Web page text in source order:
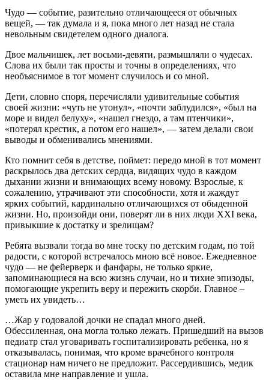
Чудо — событие, разительно отличающееся от обычных
вещей, — так думала и я, пока много лет назад не стала
невольным свидетелем одного диалога.
Двое мальчишек, лет восьми-девяти, размышляли о чудесах.
Слова их были так просты и точны в определениях, что
необъяснимое в тот момент случилось и со мной.
Дети, словно споря, перечисляли удивительные события
своей жизни: «чуть не утонул», «почти заблудился», «был на
море и видел белуху», «нашел гнездо, а там птенчики»,
«потерял крестик, а потом его нашел», — затем делали свои
выводы и обменивались мнениями.
Кто помнит себя в детстве, поймет: передо мной в тот момент
раскрылось два детских сердца, видящих чудо в каждом
дыхании жизни и внимающих всему новому. Взрослые, к
сожалению, утрачивают эти способности, хотя и жаждут
ярких событий, кардинально отличающихся от обыденной
жизни. Но, произойди они, поверят ли в них люди XXI века,
привыкшие к достатку и зрелищам?
Ребята вызвали тогда во мне тоску по детским годам, по той
радости, с которой встречалось мною всё новое. Ежедневное
чудо — не фейерверк и фанфары, не только яркие,
запоминающиеся на всю жизнь случаи, но и тихие эпизоды,
помогающие укрепить веру и пережить скорби. Главное –
уметь их увидеть…
…Жар у годовалой дочки не спадал много дней.
Обессиленная, она могла только лежать. Пришедший на вызов
педиатр стал уговаривать госпитализировать ребенка, но я
отказывалась, понимая, что кроме врачебного контроля
стационар нам ничего не предложит. Рассердившись, медик
оставила мне направление и ушла.